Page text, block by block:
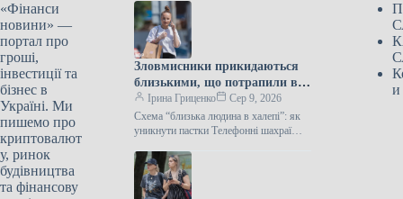
«Фінанси
новини» —
портал про
гроші,
інвестиції та
бізнес в
Україні. Ми
пишемо про
криптовалют
у, ринок
будівництва
та фінансову
Зловмисники прикидаються
близькими, що потрапили в
біду – стратегія для викриття
схеми.
Ірина Гриценко
Сер 9, 2026
Схема “близька людина в халепі”: як
уникнути пастки Телефонні шахраї
змушуючи людей в стані…
и